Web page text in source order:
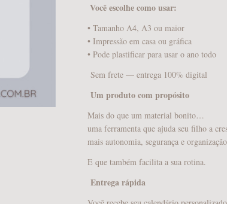
Você escolhe como usar:
• Tamanho A4, A3 ou maior
• Impressão em casa ou gráfica
• Pode plastificar para usar o ano todo
Sem frete — entrega 100% digital
Um produto com propósito
Mais do que um material bonito…
uma ferramenta que ajuda seu filho a
mais autonomia, segurança e
E que também facilita a sua rotina.
Entrega rápida